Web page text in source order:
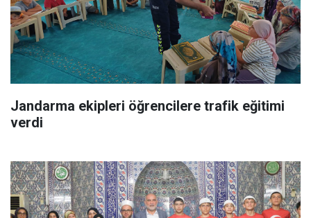
Jandarma ekipleri öğrencilere trafik eğitimi
verdi